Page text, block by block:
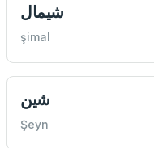
شيمال
şimal
شين
Şeyn